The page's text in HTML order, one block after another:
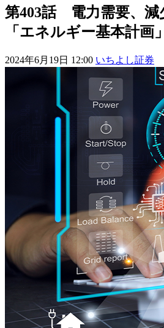
第403話 電力需要、減
「エネルギー基本計画
2024年6月19日 12:00 いちよし証券